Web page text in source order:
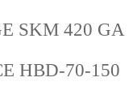
SKM 420 GA
HBD-70-150